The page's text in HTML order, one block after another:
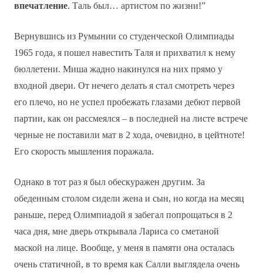
впечатление. Таль был… артистом по жизни!”
Вернувшись из Румынии со студенческой Олимпиады
1965 года, я пошел навестить Таля и прихватил к нему
бюллетени. Миша жадно накинулся на них прямо у
входной двери. От нечего делать я стал смотреть через
его плечо, но не успел пробежать глазами дебют первой
партии, как он рассмеялся – в последней на листе встрече
черные не поставили мат в 2 хода, очевидно, в цейтноте!
Его скорость мышления поражала.
Однако в тот раз я был обескуражен другим. За
обеденным столом сидели жена и сын, но когда на месяц
раньше, перед Олимпиадой я забегал попрощаться в 2
часа дня, мне дверь открывала Лариса со сметаной
маской на лице. Вообще, у меня в памяти она осталась
очень статичной, в то время как Салли выглядела очень